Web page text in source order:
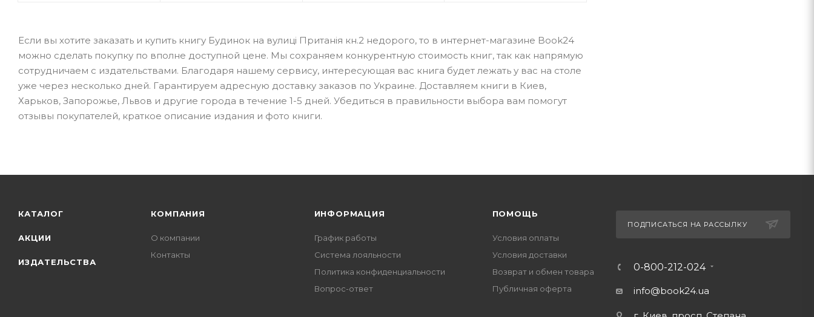
Если вы хотите заказать и купить книгу Будинок на вулиці Пританія кн.2 недорого, то в интернет-магазине Book24
можно сделать покупку по вполне доступной цене. Мы сохраняем конкурентную стоимость книг, так как напрямую
сотрудничаем с издательствами. Благодаря нашему сервису, интересующая вас книга будет лежать у вас на столе
уже через несколько дней. Гарантируем адресную доставку заказов по Украине. Доставляем книги в Киев,
Харьков, Запорожье, Львов и другие города в течение 1-5 дней. Убедиться в правильности выбора вам помогут
отзывы покупателей, краткое описание издания и фото книги.
КАТАЛОГ
АКЦИИ
ИЗДАТЕЛЬСТВА
КОМПАНИЯ
О компании
Контакты
ИНФОРМАЦИЯ
График работы
Система лояльности
Политика конфиденциальности
Вопрос-ответ
ПОМОЩЬ
Условия оплаты
Условия доставки
Возврат и обмен товара
Публичная оферта
ПОДПИСАТЬСЯ НА РАССЫЛКУ
0-800-212-024
info@book24.ua